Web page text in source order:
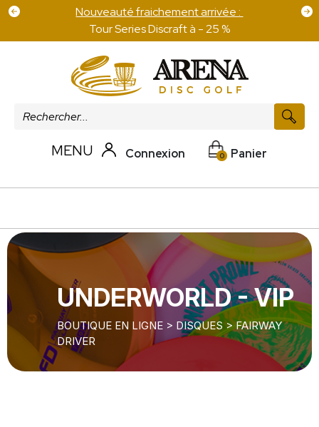
Frais de port offert pour 100 € d'achat sur les
disques
MENU Connexion 0 Panier
UNDERWORLD - VIP
BOUTIQUE EN LIGNE > DISQUES>FAIRWAY
DRIVER